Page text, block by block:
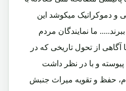
و دموکراتیک میکوشد این
ما نمایندگان مردم
آگاهی از تحول تاریخی که در
و با در نظر داشت
حفظ و تقویه میراث جنبش